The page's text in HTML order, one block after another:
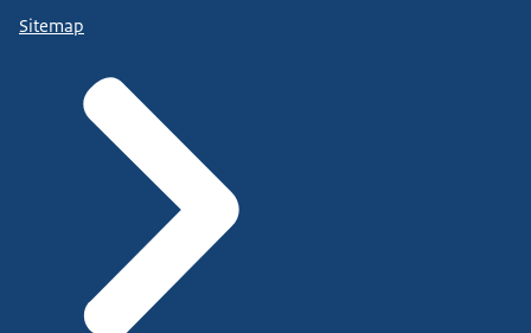
Sitemap